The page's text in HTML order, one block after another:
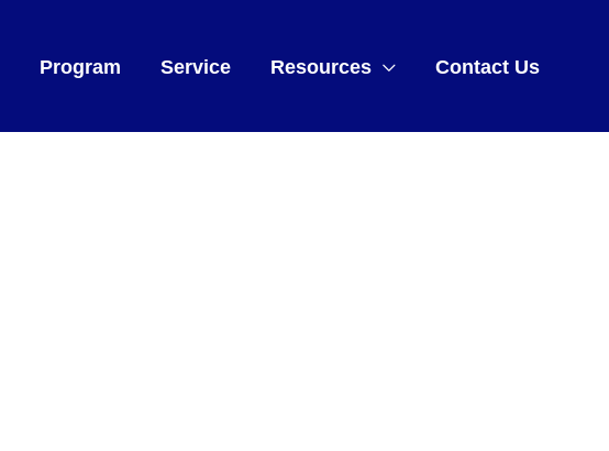
Program Service Resources Contact Us